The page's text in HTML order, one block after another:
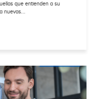
que entienden a su
nuevas...